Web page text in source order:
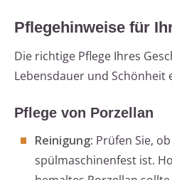
Pflegehinweise für
Die richtige Pflege Ihres
Lebensdauer und Schönheit
Pflege von Porzellan
Reinigung: Prüfen Sie,
spülmaschinenfest ist.